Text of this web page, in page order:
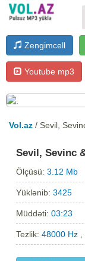
Zengimcell
Youtube mp3
Vol.az / Sevil,
Sevil, Sevinc
Ölçüsü:3.12 Mb
Yüklənib:3425
Müddəti:03:23
Tezlik:48000 Hz ,